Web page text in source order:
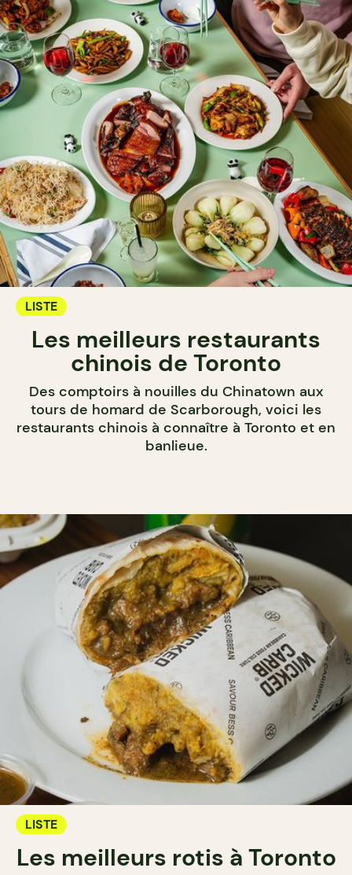
LISTE
Les meilleurs restaurants
chinois de Toronto
Des comptoirs à nouilles du Chinatown aux
tours de homard de Scarborough, voici les
restaurants chinois à connaître à Toronto et en
banlieue.
LISTE
Les meilleurs rotis à Toronto